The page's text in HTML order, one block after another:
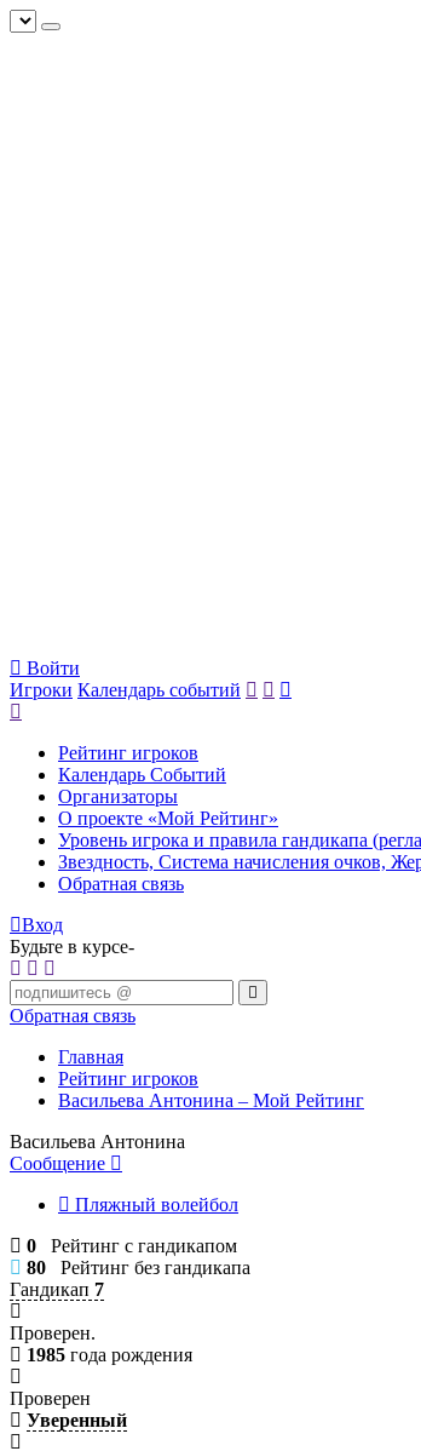
Войти
Игроки Календарь событий
Рейтинг игроков
Календарь Событий
Организаторы
О проекте «Мой Рейтинг»
Уровень игрока и правила гандикапа
Звездность, Система начисления очков,
Обратная связь
Вход
Будьте в курсе-
Обратная связь
Главная
Рейтинг игроков
Васильева Антонина – Мой Рейтинг
Васильева Антонина
Сообщение
Пляжный волейбол
0 Рейтинг с гандикапом
80 Рейтинг без гандикапа
Гандикап 7
Проверен.
1985 года рождения
Проверен
Уверенный